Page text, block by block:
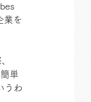
業を
単
うわ